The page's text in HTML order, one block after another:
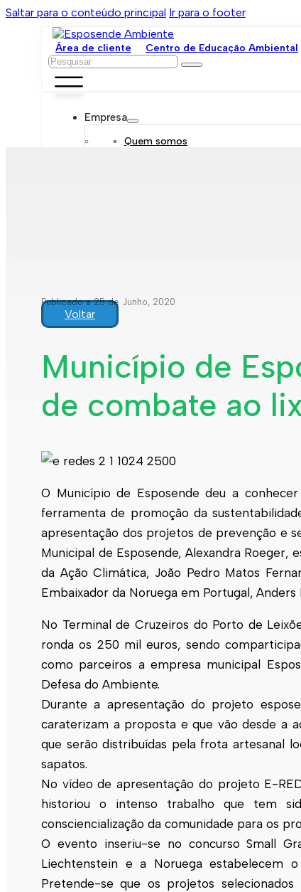
Saltar para o conteúdo principal Ir para o footer
Área de cliente Centro de Educação Ambiental
Pesquisar
Empresa
Quem somos
Recolha de resíduos
Comunicação de leituras
Rede de abastecimento de água
Rede de águas residuais
Rede de águas pluviais
Limpeza urbana
Gestão de resíduos
Empreitadas
Fontanários
Indicadores ERSAR
Qualidade da água
Contactos
Publicado a 25 de Junho, 2020
Voltar
Município de
de combate ao
O Município de Esposende deu a
ferramenta de promoção da
apresentação dos projetos de prevenção e
Municipal de Esposende, Alexandra Roeger,
da Ação Climática, João Pedro Matos
Embaixador da Noruega em Portugal, Anders
No Terminal de Cruzeiros do Porto de
ronda os 250 mil euros, sendo
como parceiros a empresa municipal
Defesa do Ambiente.
Durante a apresentação do projeto
caraterizam a proposta e que vão desde a
que serão distribuídas pela frota artesanal
sapatos.
No vídeo de apresentação do projeto E-
historiou o intenso trabalho que tem
consciencialização da comunidade para os
O evento inseriu-se no concurso Small
Liechtenstein e a Noruega estabelecem
Pretende-se que os projetos